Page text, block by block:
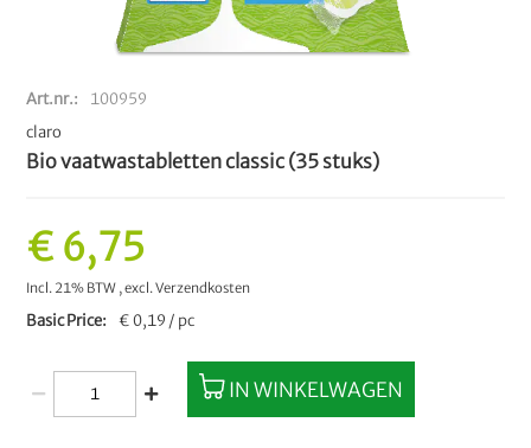
Art.nr.
100959
claro
Bio vaatwastabletten classic (35 stuks)
€ 6,75
Incl. 21% BTW ,excl.Verzendkosten
Basic Price € 0,19 / pc
IN WINKELWAGEN